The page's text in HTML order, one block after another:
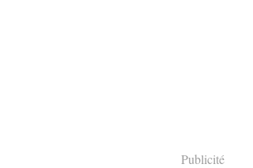
Publicité